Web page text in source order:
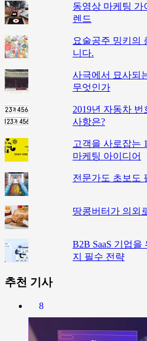
동영상 마케팅 가
렌드
요술공주 밍키의
니다.
사극에서 묘사되
무엇인가
2019년 자동차
사항은?
고객을 사로잡는
마케팅 아이디어
전문가도 초보도
땅콩버터가 의외
B2B SaaS 기업
지 필수 전략
추천 기사
8